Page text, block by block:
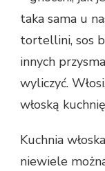
taka sama u
tortellini, sos
innych
wyliczyć.
włoską
Kuchnia
niewiele